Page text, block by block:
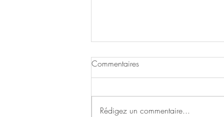
2025 - 28ème expo
Commentaires
Rédigez un commentaire...